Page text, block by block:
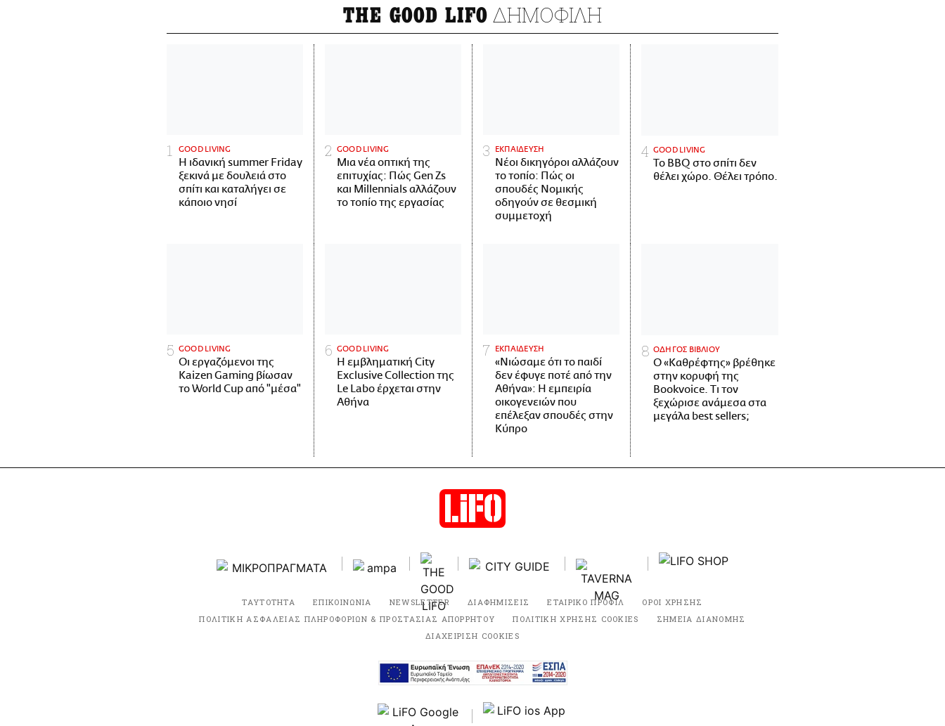
THE GOOD LIFO ΔΗΜΟΦΙΛΗ
GOOD LIVING
Η ιδανική summer Friday
ξεκινά με δουλειά στο
σπίτι και καταλήγει σε
κάποιο νησί
GOOD LIVING
Μια νέα οπτική της
επιτυχίας: Πώς Gen Zs
και Millennials αλλάζουν
το τοπίο της εργασίας
ΕΚΠΑΙΔΕΥΣΗ
Νέοι δικηγόροι αλλάζουν
το τοπίο: Πώς οι
σπουδές Νομικής
οδηγούν σε θεσμική
συμμετοχή
GOOD LIVING
Το BBQ στο σπίτι δεν
θέλει χώρο. Θέλει τρόπο.
GOOD LIVING
Οι εργαζόμενοι της
Kaizen Gaming βίωσαν
το World Cup από "μέσα"
GOOD LIVING
Η εμβληματική City
Exclusive Collection της
Le Labo έρχεται στην
Αθήνα
ΕΚΠΑΙΔΕΥΣΗ
«Νιώσαμε ότι το παιδί
δεν έφυγε ποτέ από την
Αθήνα»: Η εμπειρία
οικογενειών που
επέλεξαν σπουδές στην
Κύπρο
ΟΔΗΓΟΣ ΒΙΒΛΙΟΥ
Ο «Καθρέφτης» βρέθηκε
στην κορυφή της
Bookvoice. Τι τον
ξεχώρισε ανάμεσα στα
μεγάλα best sellers;
ΤΑΥΤΟΤΗΤΑ ΕΠΙΚΟΙΝΩΝΙΑ NEWSLETTER ΔΙΑΦΗΜΙΣΕΙΣ ΕΤΑΙΡΙΚΟ ΠΡΟΦΙΛ
ΟΡΟΙ ΧΡΗΣΗΣ
ΠΟΛΙΤΙΚΗ ΑΣΦΑΛΕΙΑΣ ΠΛΗΡΟΦΟΡΙΩΝ & ΠΡΟΣΤΑΣΙΑΣ ΑΠΟΡΡΗΤΟΥ
ΠΟΛΙΤΙΚΗ ΧΡΗΣΗΣ COOKIES
ΣΗΜΕΙΑ ΔΙΑΝΟΜΗΣ
ΔΙΑΧΕΙΡΙΣΗ COOKIES